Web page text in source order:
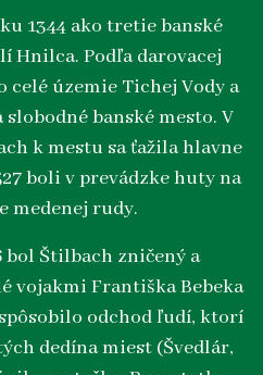
1344 ako tretie banské
Hnilca. Podľa darovacej
územie Tichej Vody a
banské mesto. V
k mestu sa ťažila hlavne
boli v prevádzke huty na
medenej rudy.
bol Štilbach zničený a
vojakmi Františka Bebeka
odchod ľudí, ktorí
dedína miest (Švedlár,